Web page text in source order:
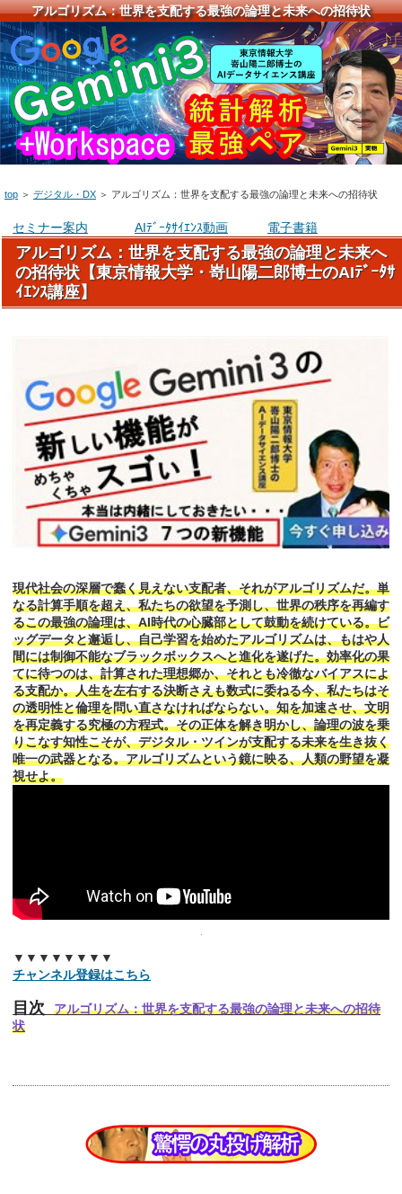
アルゴリズム：世界を支配する最強の論理と未来への招待状
top ＞ デジタル・DX ＞ アルゴリズム：世界を支配する最強の論理と未来への招待状
セミナー案内 AIﾃﾞｰﾀｻｲｴﾝｽ動画 電子書籍
アルゴリズム：世界を支配する最強の論理と未来へ
の招待状【東京情報大学・嵜山陽二郎博士のAIﾃﾞｰﾀｻ
ｲｴﾝｽ講座】
現代社会の深層で蠢く見えない支配者、それがアルゴリズムだ。単
なる計算手順を超え、私たちの欲望を予測し、世界の秩序を再編す
るこの最強の論理は、AI時代の心臓部として鼓動を続けている。ビ
ッグデータと邂逅し、自己学習を始めたアルゴリズムは、もはや人
間には制御不能なブラックボックスへと進化を遂げた。効率化の果
てに待つのは、計算された理想郷か、それとも冷徹なバイアスによ
る支配か。人生を左右する決断さえも数式に委ねる今、私たちはそ
の透明性と倫理を問い直さなければならない。知を加速させ、文明
を再定義する究極の方程式。その正体を解き明かし、論理の波を乗
りこなす知性こそが、デジタル・ツインが支配する未来を生き抜く
唯一の武器となる。アルゴリズムという鏡に映る、人類の野望を凝
視せよ。
▼▼▼▼▼▼▼▼
チャンネル登録はこちら
目次
アルゴリズム：世界を支配する最強の論理と未来への招待
状